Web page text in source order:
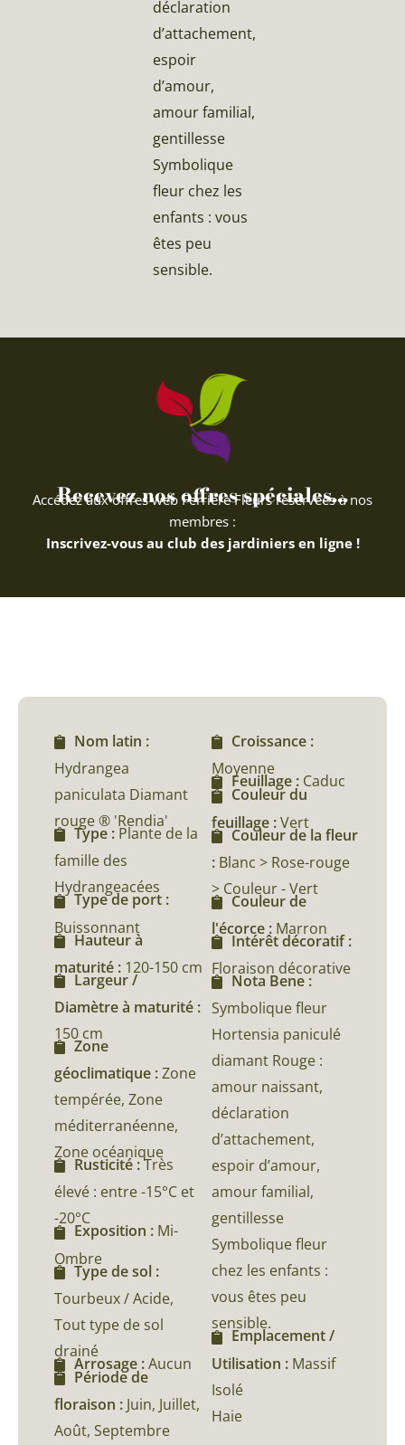
déclaration
d’attachement,
espoir
d’amour,
amour familial,
gentillesse
Symbolique
fleur chez les
enfants : vous
êtes peu
sensible.
Recevez nos offres spéciales...
Accédez aux offres web Ferriere Fleurs réservées à nos
membres :
Inscrivez-vous au club des jardiniers en ligne !
Nom latin :
Hydrangea
paniculata Diamant
rouge ® 'Rendia'
Type : Plante de la
famille des
Hydrangeacées
Type de port :
Buissonnant
Hauteur à
maturité : 120-150 cm
Largeur /
Diamètre à maturité :
150 cm
Zone
géoclimatique :Zone
tempérée, Zone
méditerranéenne,
Zone océanique
Rusticité :Très
élevé : entre -15°C et
-20°C
Exposition : Mi-
Ombre
Type de sol :
Tourbeux / Acide,
Tout type de sol
drainé
Arrosage :Aucun
Période de
floraison : Juin, Juillet,
Août, Septembre
Croissance :
Moyenne
Feuillage : Caduc
Couleur du
feuillage :Vert
Couleur de la fleur
: Blanc > Rose-rouge
> Couleur - Vert
Couleur de
l'écorce : Marron
Intérêt décoratif :
Floraison décorative
Nota Bene :
Symbolique fleur
Hortensia paniculé
diamant Rouge :
amour naissant,
déclaration
d’attachement,
espoir d’amour,
amour familial,
gentillesse
Symbolique fleur
chez les enfants :
vous êtes peu
sensible.
Emplacement /
Utilisation : Massif
Isolé
Haie